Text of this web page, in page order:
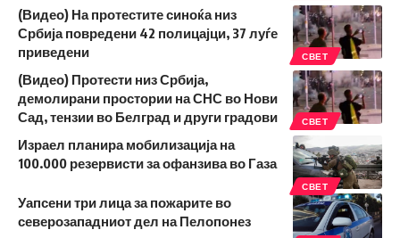
СВЕТ
(Видео) На протестите синоќа низ
Србија повредени 42 полицајци, 37 луѓе
приведени
СВЕТ
(Видео) Протести низ Србија,
демолирани простории на СНС во Нови
Сад, тензии во Белград и други градови
СВЕТ
Израел планира мобилизација на
100.000 резервисти за офанзива во Газа
Уапсени три лица за пожарите во
северозападниот дел на Пелопонез